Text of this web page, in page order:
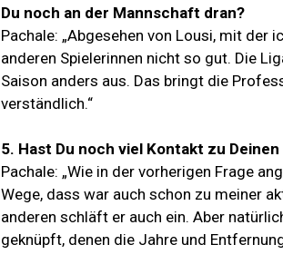
Du noch an der Mannschaft dran?
Pachale: „Abgesehen von Lousi, mit der
anderen Spielerinnen nicht so gut. Die
Saison anders aus. Das bringt die
verständlich.“
5. Hast Du noch viel Kontakt zu
Pachale: „Wie in der vorherigen Frage
Wege, dass war auch schon zu meiner
anderen schläft er auch ein. Aber
geknüpft, denen die Jahre und